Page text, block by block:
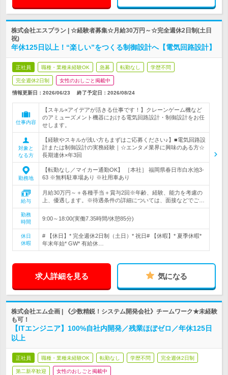
株式会社エスプラン | ☆経験者募集☆月給30万円～☆完全週休2日制(土日
祝)
年休125日以上！“楽しい”をつくる制御設計へ【電気回路設計】
正社員 職種・業種未経験OK 急募 転勤なし 学歴不問
完全週休2日制 女性のおしごと掲載中
情報更新日：2026/06/23 終了予定日： 2026/08/24
仕事内容
【スキル×アイデアが活きる仕事です！】クレーンゲーム機など
のアミューズメント機器における電気回路設計・制御設計をお任
せします。
対象と
なる方
【経験やスキルが浅い方もまずはご応募ください♪】■電気回路設
計または制御設計の実務経験｜☆エンタメ業界に興味のある方☆
長期連休×年3回
勤務地
【転勤なし／マイカー通勤OK】 ［本社］ 福岡県春日市白水池3-
63 ※無料駐車場あり ※社用車あり
給与
月給30万円～＋各種手当＋賞与2回※年齢、経験、能力を考慮の
上、優遇します。※待遇条件の詳細については、面接などでご…
勤務
時間
9:00～18:00(実働7.35時間/休憩85分)
休日
休暇
# 【休日】* 完全週休2日制（土日）* 祝日# 【休暇】* 夏季休暇*
年末年始* GW* 有給休…
求人詳細を見る 気になる
株式会社エム企画 | 《少数精鋭！システム開発会社》チームワーク★未経験
も可！
【ITエンジニア】100%自社内開発／残業ほぼゼロ／年休125日
以上
正社員 職種・業種未経験OK 転勤なし 学歴不問 完全週休2日制
第二新卒歓迎 女性のおしごと掲載中